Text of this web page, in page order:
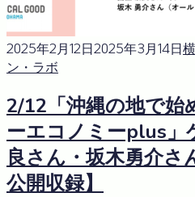
2025年2月12日2025年3月14日
ン・ラボ
2/12「沖縄の地で始
ーエコノミーplus」
良さん・坂木勇介さ
公開収録】